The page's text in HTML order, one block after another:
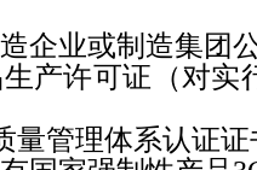
企业或制造集团
产许可证（对
量管理体系认证证